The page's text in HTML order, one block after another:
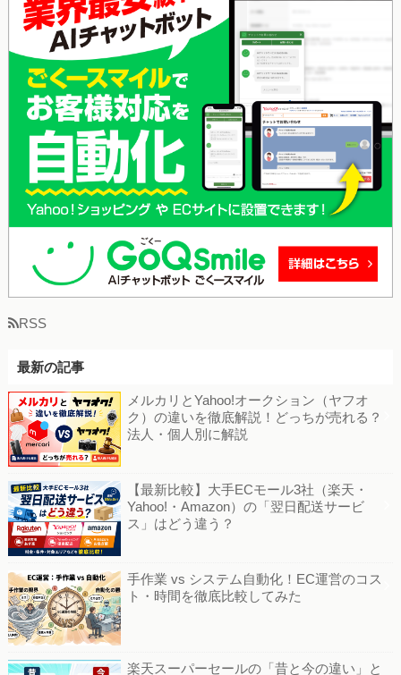
RSS
最新の記事
メルカリとYahoo!オークション（ヤフオ
ク）の違いを徹底解説！どっちが売れる？
法人・個人別に解説
【最新比較】大手ECモール3社（楽天・
Yahoo!・Amazon）の「翌日配送サービ
ス」はどう違う？
手作業 vs システム自動化！EC運営のコス
ト・時間を徹底比較してみた
楽天スーパーセールの「昔と今の違い」と